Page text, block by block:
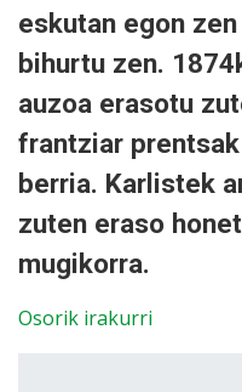
eskutan egon
bihurtu zen.
auzoa erasotu
frantziar
berria. Karlistek
zuten eraso
mugikorra.
Osorik irakurri